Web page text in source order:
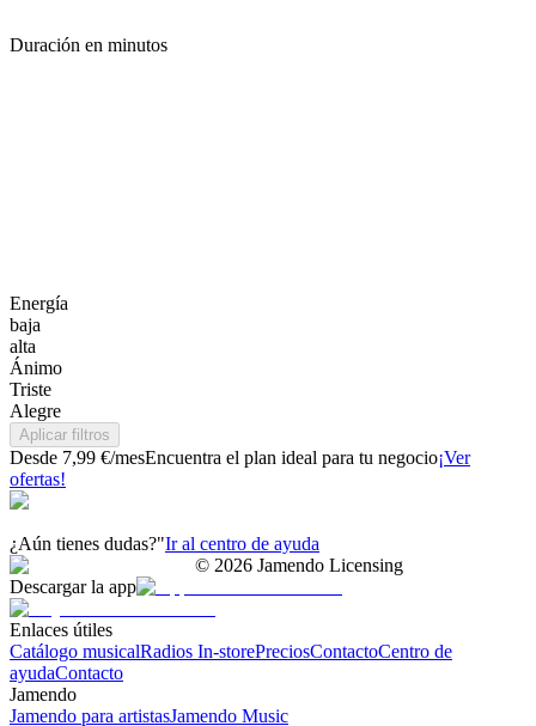
Duración en minutos
Energía
baja
alta
Ánimo
Triste
Alegre
Aplicar filtros
Desde 7,99 €/mesEncuentra el plan ideal para tu negocio¡Ver
ofertas!
¿Aún tienes dudas?"Ir al centro de ayuda
© 2026 Jamendo Licensing
Descargar la app
Enlaces útiles
Catálogo musicalRadios In-storePreciosContactoCentro de
ayudaContacto
Jamendo
Jamendo para artistasJamendo Music